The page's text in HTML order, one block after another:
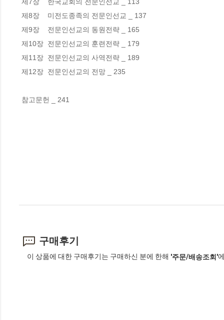
참고문헌 _ 241
구매후기
이 상품에 대한 구매후기는 구매하신 분에 한해 '주문/배송조회'